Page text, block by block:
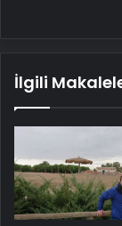
İlgili